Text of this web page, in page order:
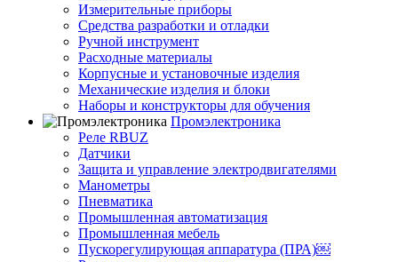
Измерительные приборы
Средства разработки и отладки
Ручной инструмент
Расходные материалы
Корпусные и установочные изделия
Механические изделия и блоки
Наборы и конструкторы для обучения
Промэлектроника
Реле RBUZ
Датчики
Защита и управление электродвигателями
Манометры
Пневматика
Промышленная автоматизация
Промышленная мебель
Пускорегулирующая аппаратура (ПРА)￼